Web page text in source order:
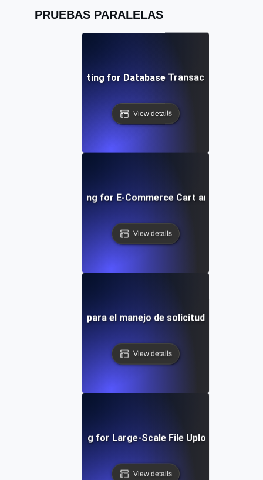
PRUEBAS PARALELAS
Concurrency Testing for Database Transactions Under
View details
Concurrency Testing for E-Commerce Cart and Checkout
View details
de concurrencia para el manejo de solicitudes de API de
View details
Concurrency Testing for Large-Scale File Uploads and
View details